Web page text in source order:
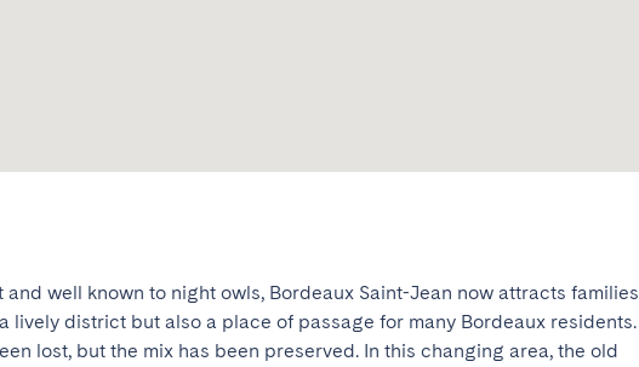
well known to night owls, Bordeaux Saint-Jean now attracts families
lively district but also a place of passage for many Bordeaux residents.
lost, but the mix has been preserved. In this changing area, the old